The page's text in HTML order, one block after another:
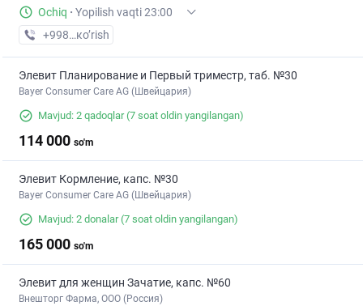
Ochiq · Yopilish vaqti 23:00
+998 (71) XXX-XX-XX
кo’rish
Элевит Планирование и Первый триместр, таб. №30
Bayer Consumer Care AG (Швейцария)
Mavjud: 2 qadoqlar(7 soat oldin yangilangan)
114 000 so'm
Элевит Кормление, капс. №30
Bayer Consumer Care AG (Швейцария)
Mavjud: 2 donalar(7 soat oldin yangilangan)
165 000 so'm
Элевит для женщин Зачатие, капс. №60
Внешторг Фарма, ООО (Россия)